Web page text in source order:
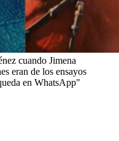
cuando Jimena
eran de los ensayos
en WhatsApp"